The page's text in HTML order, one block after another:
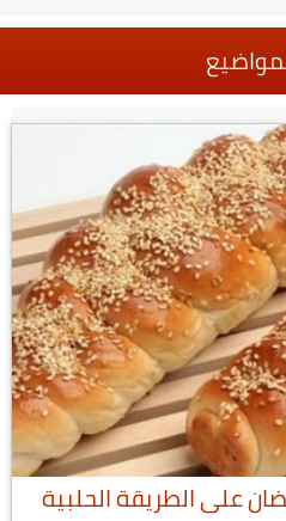
على الطريقة الحلبية